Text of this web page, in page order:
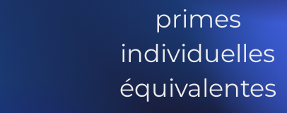
primes
individuelles
équivalentes